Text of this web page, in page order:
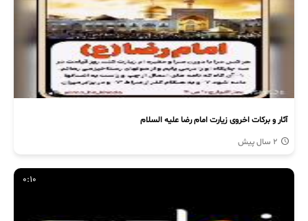
آثار و برکات اخروی زیارت امام رضا علیه السلام
0:10